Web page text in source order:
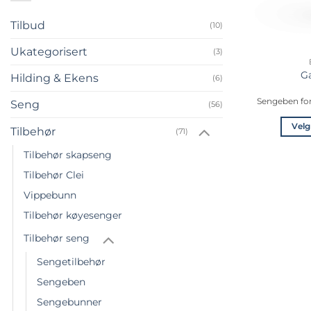
Tilbud (10)
Ukategorisert (3)
Hilding & Ekens (6)
Seng (56)
Tilbehør (71)
Tilbehør skapseng
Tilbehør Clei
Vippebunn
Tilbehør køyesenger
Tilbehør seng
Sengetilbehør
Sengeben
Sengebunner
Sengeben